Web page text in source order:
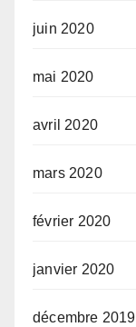
juin 2020
mai 2020
avril 2020
mars 2020
février 2020
janvier 2020
décembre 2019